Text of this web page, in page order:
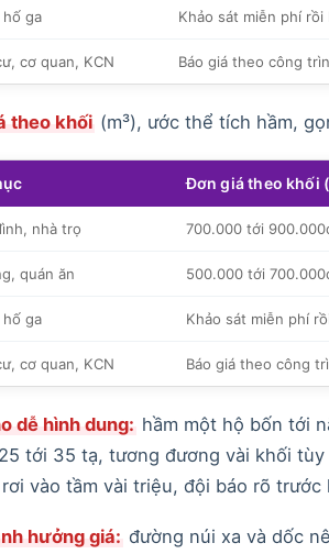
ga Khảo sát miễn phí rồi
cơ quan, KCN Báo giá theo công
theo khối (m³), ước thể tích hầm,
Đơn giá theo khối
nhà trọ 700.000 tới
quán ăn 500.000 tới
ga Khảo sát miễn phí
cơ quan, KCN Báo giá theo công
dễ hình dung: hầm một hộ bốn tới
tới 35 tạ, tương đương vài khối
vào tầm vài triệu, đội báo rõ trước
hưởng giá: đường núi xa và dốc